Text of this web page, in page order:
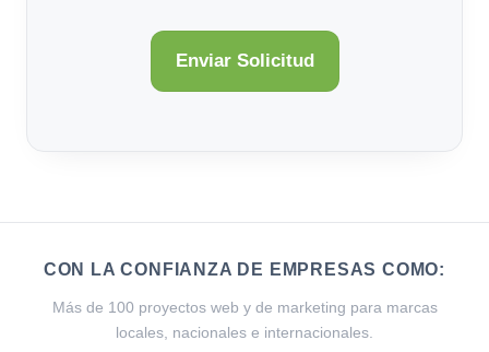
CON LA CONFIANZA DE EMPRESAS COMO:
Más de 100 proyectos web y de marketing para marcas
locales, nacionales e internacionales.